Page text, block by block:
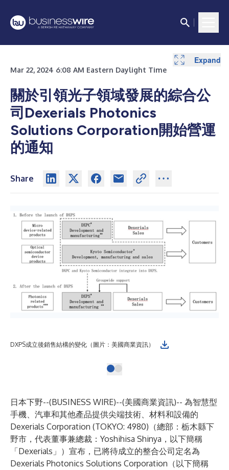
Mar 22, 2024 6:08 AM Eastern Daylight Time
關於引領光子領域發展的綜合公
司Dexerials Photonics
Solutions Corporation開始營運
的通知
Share
DXPS成立後銷售結構的變化（圖片：美國商業資訊）
日本下野--(BUSINESS WIRE)--(美國商業資訊)-- 為智慧型
手機、汽車和其他產品提供尖端技術、材料和設備的
Dexerials Corporation (TOKYO: 4980)（總部：栃木縣下
野市，代表董事兼總裁：Yoshihisa Shinya，以下簡稱
「Dexerials」）宣布，已將待成立的整合公司定名為
Dexerials Photonics Solutions Corporation（以下簡稱
Expand
Expand